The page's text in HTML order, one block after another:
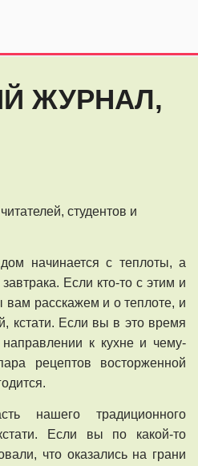
ЖУРНАЛ,
студентов и
начинается с теплоты, а
Если кто-то с этим и
вам расскажем и о теплоте, и
кстати. Если вы в это время
направлении к кухне и чему-
рецептов восторженной
нашего традиционного
Если вы по какой-то
что оказались на грани